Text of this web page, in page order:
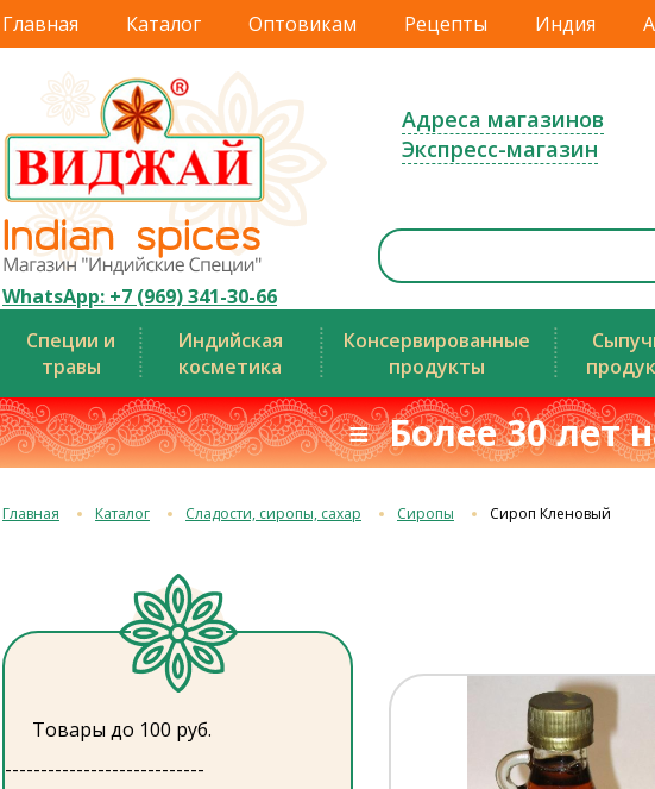
Главная Каталог Оптовикам Рецепты Индия
WhatsApp: +7 (969) 341-30-66
Адреса магазинов
Экспресс-магазин
Специи и
травы
Индийская
косметика
Консервированные
продукты
≡ Более 30 лет
Главная Каталог Сладости, сиропы, сахар Сиропы Сироп Кленовый
Товары до 100 руб.
----------------------------